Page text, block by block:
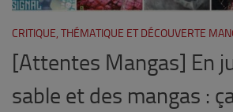
CRITIQUE, THÉMATIQUE ET DÉCOUVERTE
[Attentes Mangas] En
sable et des mangas :